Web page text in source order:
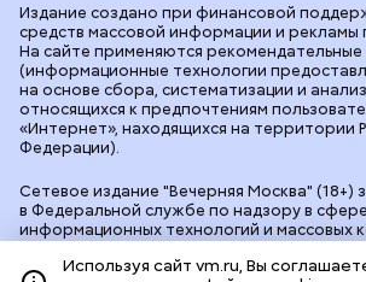
Сетевое издание "Вечерняя Москва" (18+)
в Федеральной службе по надзору в сфере
информационных технологий и массовых
90524 от 09.12.2025. Учредитель: АО
Издание создано при финансовой
средств массовой информации и рекламы
На сайте применяются рекомендательные
(информационные технологии
на основе сбора, систематизации и
относящихся к предпочтениям
«Интернет», находящихся на территории
Федерации).
Используя сайт vm.ru, Вы